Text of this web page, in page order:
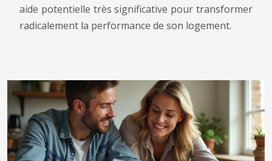
aide potentielle très significative pour transformer
radicalement la performance de son logement.